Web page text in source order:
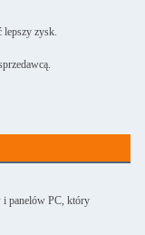
lepszy zysk.
i panelów PC, który